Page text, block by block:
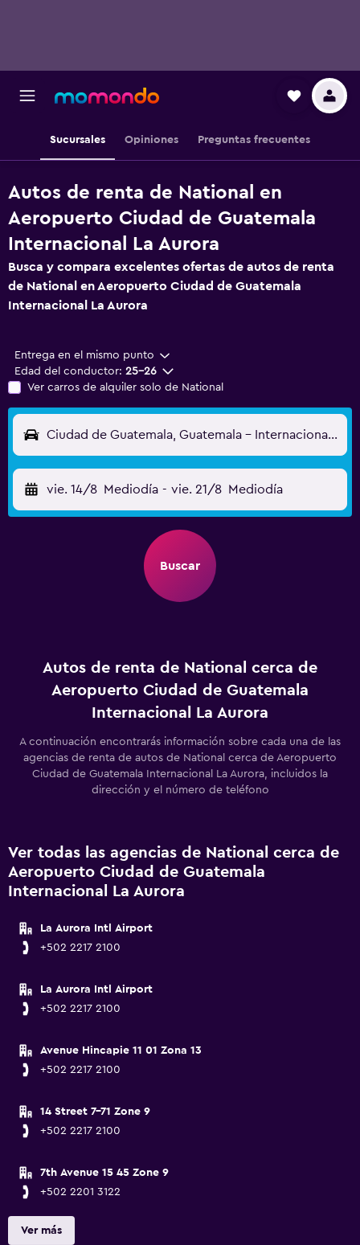
Sucursales Opiniones Preguntas frecuentes
Autos de renta de National en
Aeropuerto Ciudad de Guatemala
Internacional La Aurora
Busca y compara excelentes ofertas de autos de renta
de National en Aeropuerto Ciudad de Guatemala
Internacional La Aurora
Entrega en el mismo punto
Edad del conductor: 25-26
Ver carros de alquiler solo de National
Ciudad de Guatemala, Guatemala - Internacional La Aurora (GUA)
vie. 14/8 Mediodía - vie. 21/8 Mediodía
Buscar
Autos de renta de National cerca de
Aeropuerto Ciudad de Guatemala
Internacional La Aurora
A continuación encontrarás información sobre cada una de las
agencias de renta de autos de National cerca de Aeropuerto
Ciudad de Guatemala Internacional La Aurora, incluidos la
dirección y el número de teléfono
Ver todas las agencias de National cerca de
Aeropuerto Ciudad de Guatemala
Internacional La Aurora
La Aurora Intl Airport
+502 2217 2100
La Aurora Intl Airport
+502 2217 2100
Avenue Hincapie 11 01 Zona 13
+502 2217 2100
14 Street 7-71 Zone 9
+502 2217 2100
7th Avenue 15 45 Zone 9
+502 2201 3122
Ver más